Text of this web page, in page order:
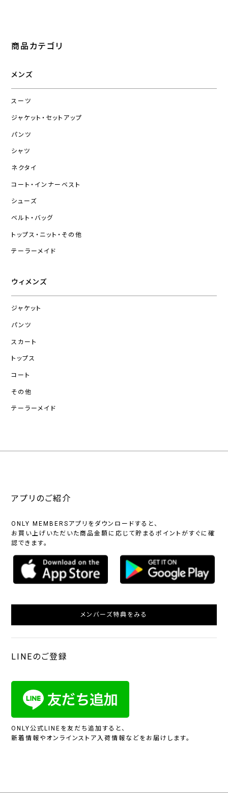
商品カテゴリ
メンズ
スーツ
ジャケット・セットアップ
パンツ
シャツ
ネクタイ
コート・インナーベスト
シューズ
ベルト・バッグ
トップス・ニット・その他
テーラーメイド
ウィメンズ
ジャケット
パンツ
スカート
トップス
コート
その他
テーラーメイド
アプリのご紹介
ONLY MEMBERSアプリをダウンロードすると、
お買い上げいただいた商品金額に応じて貯まるポイントがすぐに確
認できます。
メンバーズ特典をみる
LINEのご登録
ONLY公式LINEを友だち追加すると、
新着情報やオンラインストア入荷情報などをお届けします。